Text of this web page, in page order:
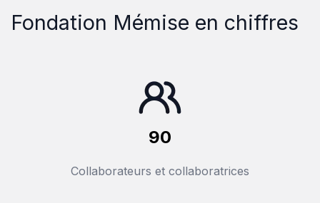
Fondation Mémise en chiffres
90
Collaborateurs et collaboratrices